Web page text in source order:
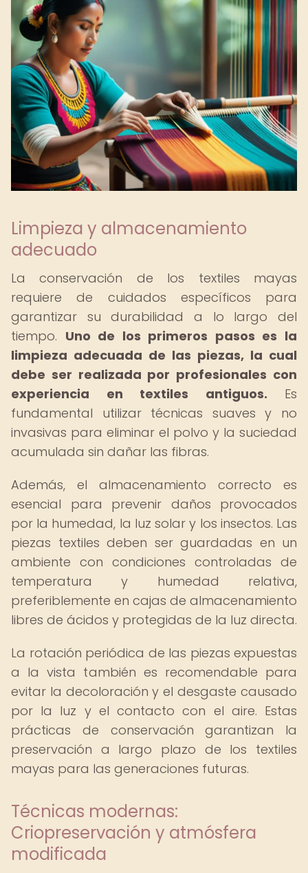
Limpieza y almacenamiento
adecuado
La conservación de los textiles mayas
requiere de cuidados específicos para
garantizar su durabilidad a lo largo del
tiempo. Uno de los primeros pasos es la
limpieza adecuada de las piezas, la cual
debe ser realizada por profesionales con
experiencia en textiles antiguos. Es
fundamental utilizar técnicas suaves y no
invasivas para eliminar el polvo y la suciedad
acumulada sin dañar las fibras.
Además, el almacenamiento correcto es
esencial para prevenir daños provocados
por la humedad, la luz solar y los insectos. Las
piezas textiles deben ser guardadas en un
ambiente con condiciones controladas de
temperatura y humedad relativa,
preferiblemente en cajas de almacenamiento
libres de ácidos y protegidas de la luz directa.
La rotación periódica de las piezas expuestas
a la vista también es recomendable para
evitar la decoloración y el desgaste causado
por la luz y el contacto con el aire. Estas
prácticas de conservación garantizan la
preservación a largo plazo de los textiles
mayas para las generaciones futuras.
Técnicas modernas:
Criopreservación y atmósfera
modificada